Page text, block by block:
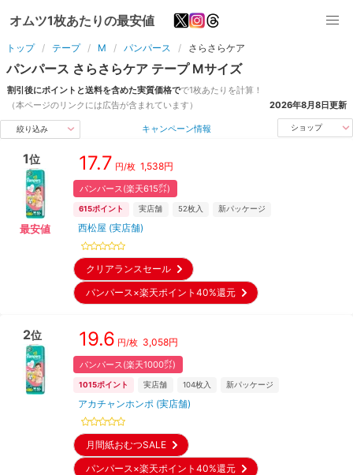
オムツ1枚あたりの最安値
トップ テープ M パンパース さらさらケア
パンパース さらさらケア テープ Mサイズ
割引後にポイントと送料を含めた実質価格でで1枚あたりを計算！
（本ページのリンクには広告が含まれています）
2026年8月8日更新
絞り込み キャンペーン情報 ショップ
1位
最安値
17.7 円/枚 1,538円
パンパース(楽天615㌽)
615ポイント 実店舗 52枚入 新パッケージ
西松屋 (実店舗)
クリアランスセール
パンパース×楽天ポイント40%還元
2位 19.6 円/枚 3,058円
パンパース(楽天1000㌽)
1015ポイント 実店舗 104枚入 新パッケージ
アカチャンホンポ (実店舗)
月間紙おむつSALE
パンパース×楽天ポイント40%還元